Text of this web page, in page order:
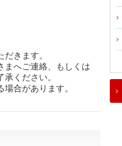
きます。
まへご連絡、もしくは
ください。
合があります。